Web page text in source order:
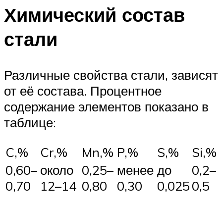
Химический состав
стали
Различные свойства стали, зависят
от её состава. Процентное
содержание элементов показано в
таблице:
C,%
Cr,% Mn,% P,% S,%
Si,%
0,60–
0,70
около
12–14
0,25–
0,80
менее
0,30
до
0,025
0,2–
0,5